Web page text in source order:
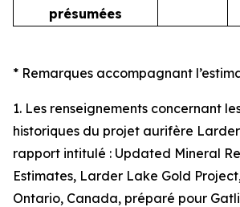
présumées
* Remarques accompagnant
1. Les renseignements concernant
historiques du projet aurifère
rapport intitulé : Updated Mineral
Estimates, Larder Lake Gold
Ontario, Canada, préparé pour